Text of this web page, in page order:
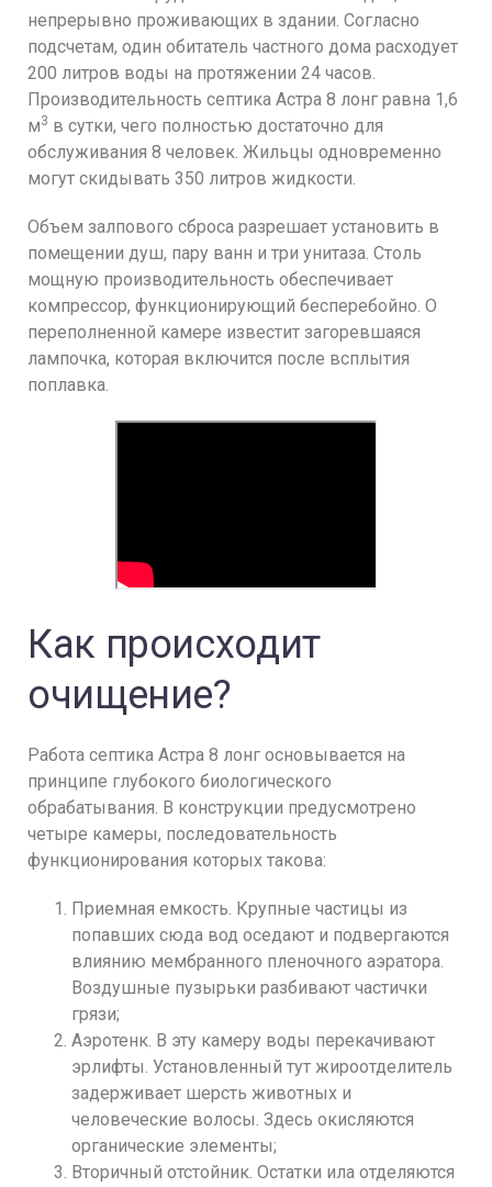
непрерывно проживающих в здании. Согласно
подсчетам, один обитатель частного дома расходует
200 литров воды на протяжении 24 часов.
Производительность септика Астра 8 лонг равна 1,6
м3 в сутки, чего полностью достаточно для
обслуживания 8 человек. Жильцы одновременно
могут скидывать 350 литров жидкости.
Объем залпового сброса разрешает установить в
помещении душ, пару ванн и три унитаза. Столь
мощную производительность обеспечивает
компрессор, функционирующий бесперебойно. О
переполненной камере известит загоревшаяся
лампочка, которая включится после всплытия
поплавка.
Как происходит
очищение?
Работа септика Астра 8 лонг основывается на
принципе глубокого биологического
обрабатывания. В конструкции предусмотрено
четыре камеры, последовательность
функционирования которых такова:
Приемная емкость. Крупные частицы из
попавших сюда вод оседают и подвергаются
влиянию мембранного пленочного аэратора.
Воздушные пузырьки разбивают частички
грязи;
Аэротенк. В эту камеру воды перекачивают
эрлифты. Установленный тут жироотделитель
задерживает шерсть животных и
человеческие волосы. Здесь окисляются
органические элементы;
Вторичный отстойник. Остатки ила отделяются